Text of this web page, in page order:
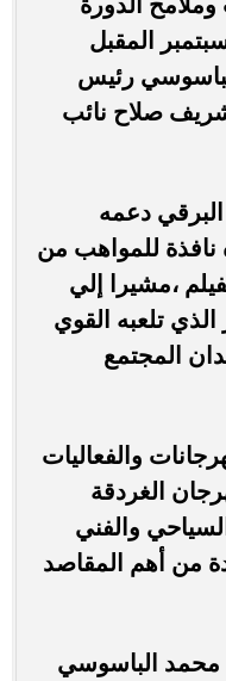
المقبل
رئيس
صلاح نائب
البرقي دعمه
نافذة للمواهب من
،مشيرا إلي
الذي تلعبه القوي
المجتمع
والفعاليات
الغردقة
والفني
من أهم المقاصد
الباسوسي